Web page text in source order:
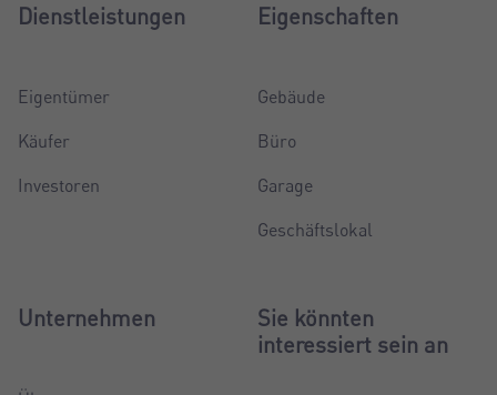
Dienstleistungen
Eigentümer
Käufer
Investoren
Eigenschaften
Gebäude
Büro
Garage
Geschäftslokal
Unternehmen
Sie könnten
interessiert sein an